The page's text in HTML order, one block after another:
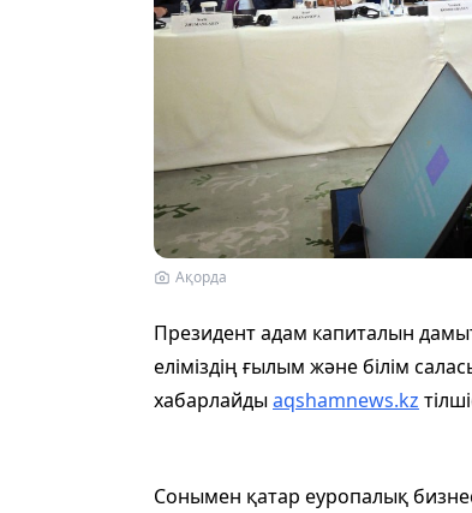
Ақорда
Президент адам капиталын
еліміздің ғылым және білім
хабарлайдыaqshamnews.kz
Сонымен қатар еуропалық